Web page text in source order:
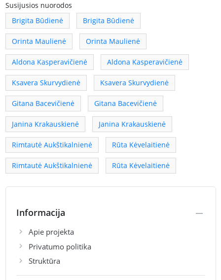
Susijusios nuorodos
Brigita Būdienė
Brigita Būdienė
Orinta Maulienė Orinta Maulienė
Aldona Kasperavičienė Aldona Kasperavičienė
Ksavera Skurvydienė Ksavera Skurvydienė
Gitana Bacevičienė Gitana Bacevičienė
Janina Krakauskienė Janina Krakauskienė
Rimtautė Aukštikalnienė Rūta Kėvelaitienė
Rimtautė Aukštikalnienė Rūta Kėvelaitienė
Informacija
Apie projekta
Privatumo politika
Struktūra